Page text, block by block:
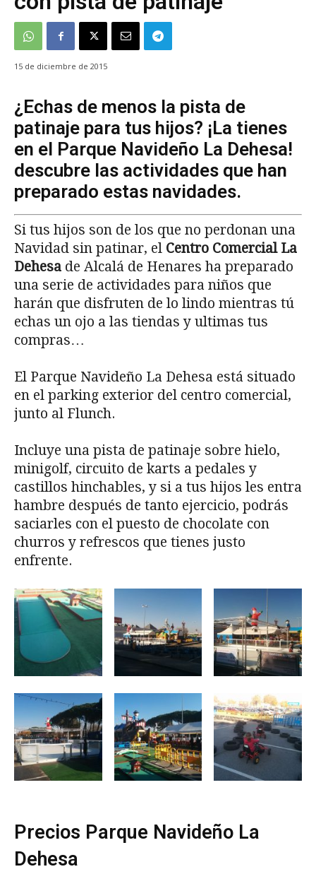
15 de diciembre de 2015
¿Echas de menos la pista de
patinaje para tus hijos? ¡La tienes
en el Parque Navideño La Dehesa!
descubre las actividades que han
preparado estas navidades.
Si tus hijos son de los que no perdonan una
Navidad sin patinar, el Centro Comercial La
Dehesa de Alcalá de Henares ha preparado
una serie de actividades para niños que
harán que disfruten de lo lindo mientras tú
echas un ojo a las tiendas y ultimas tus
compras…
El Parque Navideño La Dehesa está situado
en el parking exterior del centro comercial,
junto al Flunch.
Incluye una pista de patinaje sobre hielo,
minigolf, circuito de karts a pedales y
castillos hinchables, y si a tus hijos les entra
hambre después de tanto ejercicio, podrás
saciarles con el puesto de chocolate con
churros y refrescos que tienes justo
enfrente.
Precios Parque Navideño La
Dehesa